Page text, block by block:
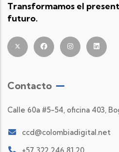
Transformamos el
futuro.
Contacto
Calle 60a #5-54, oficina 403,
ccd@colombiadigital.net